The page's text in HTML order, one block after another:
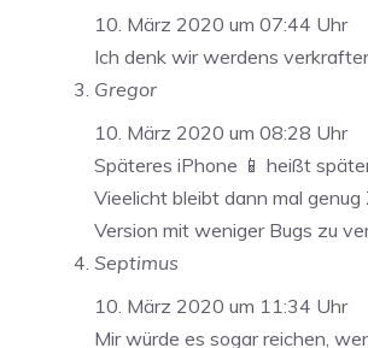
10. März 2020 um 07:44 Uhr
Ich denk wir werdens
Gregor
10. März 2020 um 08:28 Uhr
Späteres iPhone 📱 heißt
Vieelicht bleibt dann mal genug
Version mit weniger Bugs zu
Septimus
10. März 2020 um 11:34 Uhr
Mir würde es sogar reichen,